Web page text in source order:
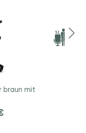
braun mit